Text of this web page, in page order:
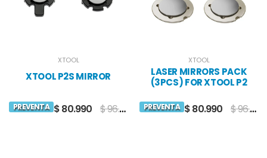
XTOOL
XTOOL P2S MIRROR
PREVENTA $ 80.990 $ 96.990
XTOOL
LASER MIRRORS PACK
(3PCS) FOR XTOOL P2
PREVENTA $ 80.990 $ 96.990